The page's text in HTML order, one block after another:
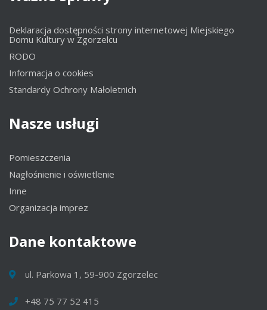
Deklaracja dostępności strony internetowej Miejskiego
Domu Kultury w Zgorzelcu
RODO
Informacja o cookies
Standardy Ochrony Małoletnich
Nasze usługi
Pomieszczenia
Nagłośnienie i oświetlenie
Inne
Organizacja imprez
Dane kontaktowe
ul. Parkowa 1, 59-900 Zgorzelec
+48 75 77 52 415